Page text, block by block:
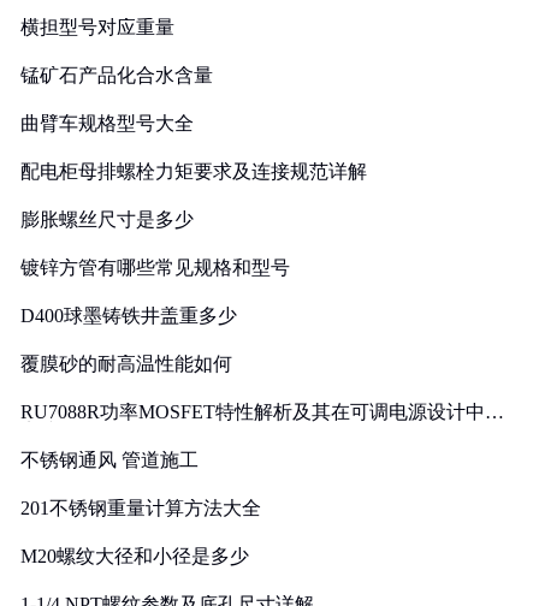
横担型号对应重量
锰矿石产品化合水含量
曲臂车规格型号大全
配电柜母排螺栓力矩要求及连接规范详解
膨胀螺丝尺寸是多少
镀锌方管有哪些常见规格和型号
D400球墨铸铁井盖重多少
覆膜砂的耐高温性能如何
RU7088R功率MOSFET特性解析及其在可调电源设计中的
不锈钢通风 管道施工
201不锈钢重量计算方法大全
M20螺纹大径和小径是多少